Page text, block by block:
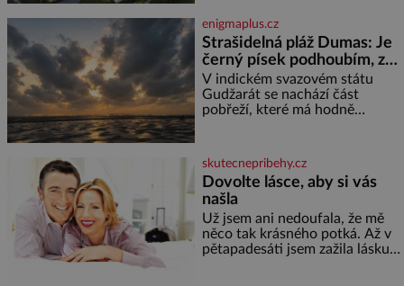
jediného dne můžete
nahlédnout do útrob jedné z
nejvýznamnějších vodních
elektráren v Evropě, vydat se na
horské hřebeny, projet se na
koloběžce a den zakončit
poznáváním památek ve
enigmaplus.cz
Strašidelná pláž Dumas: Je
černý písek podhoubím, ze
kterého roste zlo?
V indickém svazovém státu
Gudžarát se nachází část
pobřeží, které má hodně
Proč má pláž takové netypické
zbarvení? Nakolik jsou pravd
skutecnepribehy.cz
Dovolte lásce, aby si vás
našla
Už jsem ani nedoufala, že mě
něco tak krásného potká. Až v
pětapadesáti jsem zažila lásku